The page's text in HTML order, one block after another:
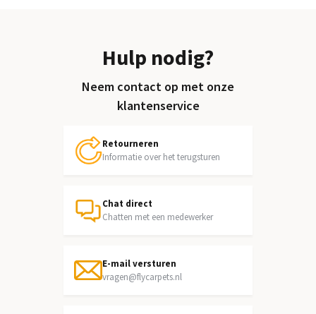
Hulp nodig?
Neem contact op met onze
klantenservice
Retourneren
Informatie over het terugsturen
Chat direct
Chatten met een medewerker
E-mail versturen
vragen@flycarpets.nl